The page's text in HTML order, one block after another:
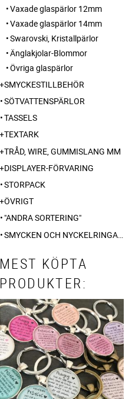
Vaxade glaspärlor 12mm
Vaxade glaspärlor 14mm
Swarovski, Kristallpärlor
Änglakjolar-Blommor
Övriga glaspärlor
SMYCKESTILLBEHÖR
SÖTVATTENSPÄRLOR
TASSELS
TEXTARK
TRÅD, WIRE, GUMMISLANG MM
DISPLAYER-FÖRVARING
STORPACK
ÖVRIGT
"ANDRA SORTERING"
SMYCKEN OCH NYCKELRINGAR ÄNGLADESIGN SWEDEN
MEST KÖPTA
PRODUKTER: